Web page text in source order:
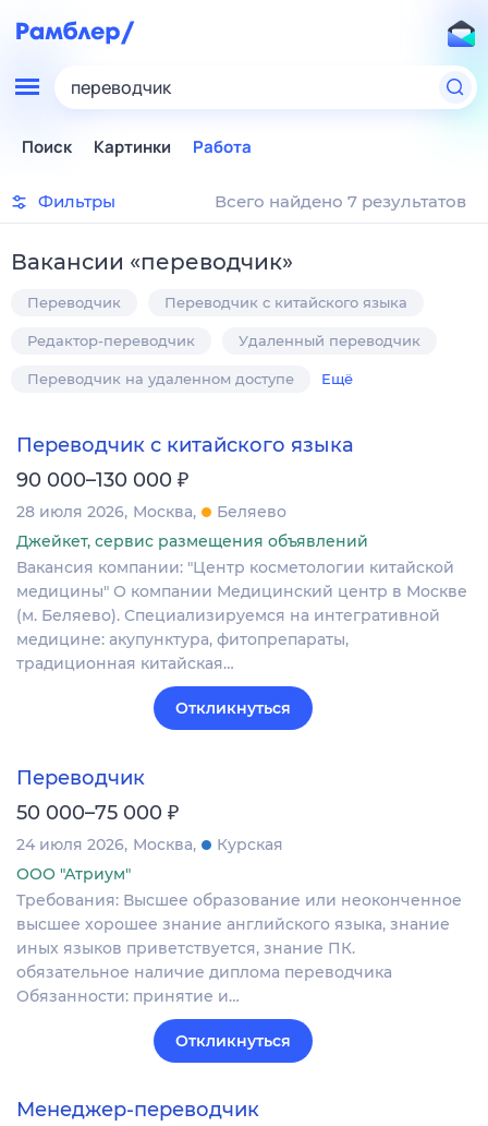
переводчик
Поиск Картинки Работа
Фильтры Всего найдено 7 результатов
Вакансии «переводчик»
Переводчик Переводчик с китайского языка
Редактор-переводчик Удаленный переводчик
Переводчик на удаленном доступе Ещё
Переводчик с китайского языка
90 000–130 000 ₽
28 июля 2026 Москва
Беляево
Джейкет, сервис размещения объявлений
Вакансия компании: "Центр косметологии китайской
медицины" О компании Медицинский центр в Москве
(м. Беляево). Специализируемся на интегративной
медицине: акупунктура, фитопрепараты,
традиционная китайская…
Откликнуться
Переводчик
50 000–75 000 ₽
24 июля 2026 Москва
Курская
ООО "Атриум"
Требования: Высшее образование или неоконченное
высшее хорошее знание английского языка, знание
иных языков приветствуется, знание ПК.
обязательное наличие диплома переводчика
Обязанности: принятие и…
Откликнуться
Менеджер-переводчик